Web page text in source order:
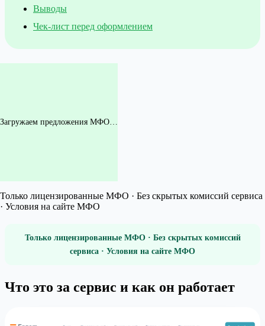
Выводы
Чек-лист перед оформлением
Загружаем предложения МФО…
Только лицензированные МФО · Без скрытых комиссий сервиса
· Условия на сайте МФО
Только лицензированные МФО · Без скрытых комиссий
сервиса · Условия на сайте МФО
Что это за сервис и как он работает